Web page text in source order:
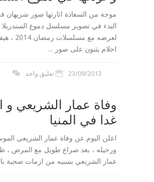
البدء في تصوير مسلسل دموع السندريلا
لعرضه مع
احلام يثنون على صور ...
23/09/2013 تعليق واحد
وفاة عمار الشريعي و
غدا في المنيا
اعلن اليوم عن وفاة عمار الشريعي
ورحيله ، بعد صراع طويل مع المرض ،
عمار الشريعي بسببه من ازمات صحية